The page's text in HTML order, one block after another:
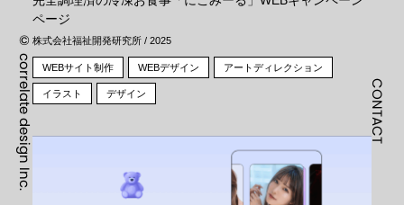
©
correlate design Inc. CONTACT
ページ
株式会社福祉開発研究所 / 2025
WEBサイト制作 WEBデザイン アートディレクション
イラスト デザイン